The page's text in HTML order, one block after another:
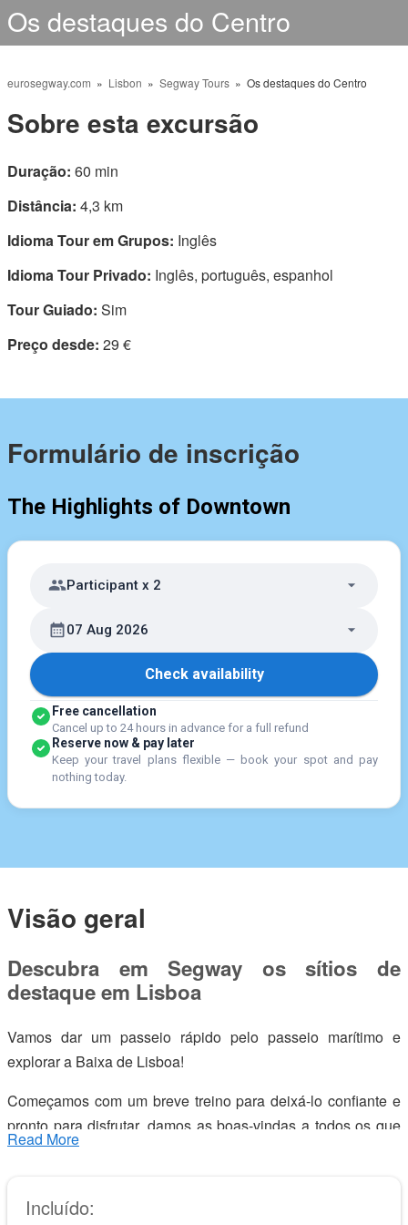
Os destaques do Centro
eurosegway.com » Lisbon » Segway Tours » Os destaques do Centro
Sobre esta excursão
Duração: 60 min
Distância: 4,3 km
Idioma Tour em Grupos: Inglês
Idioma Tour Privado: Inglês, português, espanhol
Tour Guiado: Sim
Preço desde: 29 €
Formulário de inscrição
The Highlights of Downtown
Participant x 2
07 Aug 2026
Check availability
Free cancellation
Cancel up to 24 hours in advance for a full refund
Reserve now & pay later
Keep your travel plans flexible — book your spot and pay
nothing today.
Visão geral
Descubra em Segway os sítios de
destaque em Lisboa
Vamos dar um passeio rápido pelo passeio marítimo e
explorar a Baixa de Lisboa!
Começamos com um breve treino para deixá-lo confiante e
pronto para disfrutar, damos as boas-vindas a todos os que
nunca tiveram a experiência de andar de Segway, para que
menor tempo possível.
Read More
Incluído: